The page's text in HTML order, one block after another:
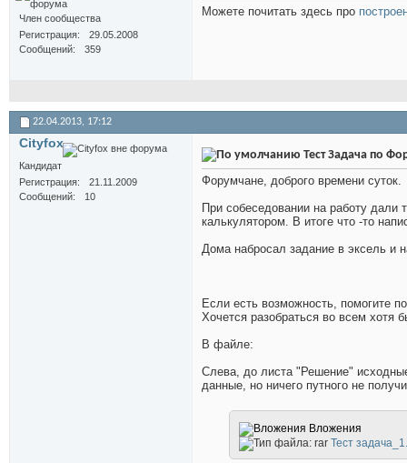
Член сообщества
Регистрация
29.05.2008
Сообщений
359
Можете почитать здесь про
22.04.2013, 17:12
Cityfox
Кандидат
Регистрация
21.11.2009
Сообщений
10
Тест Задача по
Форумчане, доброго времени суток.
При собеседовании на работу дали
калькулятором. В итоге что -то
Дома набросал задание в эксель и
Если есть возможность, помогите
Хочется разобраться во всем хотя
В файле:
Слева, до листа "Решение"
данные, но ничего путного не
Вложения
Тест